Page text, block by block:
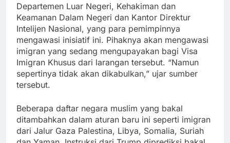
Departemen Luar Negeri, Kehakiman dan
Keamanan Dalam Negeri dan Kantor Direktur
Intelijen Nasional, yang para pemimpinnya
mengawasi inisiatif ini. Pihaknya akan mengawasi
imigran yang sedang mengupayakan bagi Visa
Imigran Khusus dari larangan tersebut. “Namun
sepertinya tidak akan dikabulkan,” ujar sumber
tersebut.
Beberapa daftar negara muslim yang bakal
ditambahkan dalam aturan baru ini seperti imigran
dari Jalur Gaza Palestina, Libya, Somalia, Suriah